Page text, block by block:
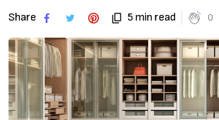
Share 5 min read 0